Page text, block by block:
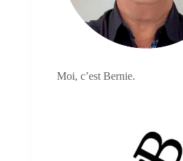
Moi, c’est Bernie.